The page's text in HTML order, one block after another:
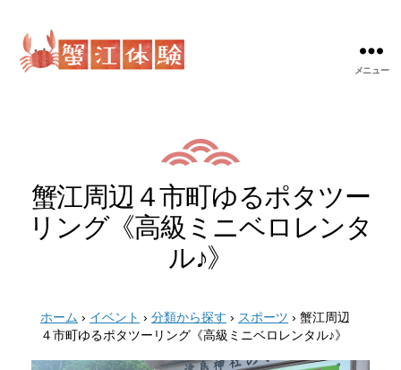
メニュー
蟹江周辺４市町ゆるポタツー
リング《高級ミニベロレンタ
ル♪》
ホーム › イベント › 分類から探す › スポーツ › 蟹江周辺
４市町ゆるポタツーリング《高級ミニベロレンタル♪》